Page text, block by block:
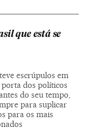
que está se
escrúpulos em
dos políticos
do seu tempo,
para suplicar
para os mais